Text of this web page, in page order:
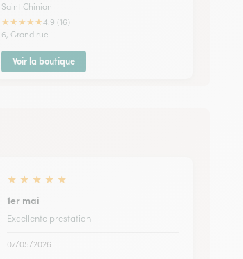
Saint Chinian
★★★★★4.9 (16)
6, Grand rue
Voir la boutique
★ ★ ★ ★ ★
1er mai
Excellente prestation
07/05/2026